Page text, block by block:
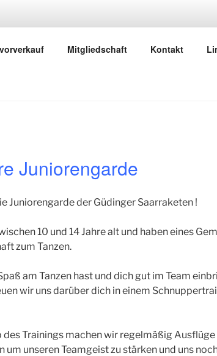
Mitgliedschaft Kontakt
Juniorengarde
Juniorengarde der Güdinger Saarraketen !
10 und 14 Jahre alt und haben eines
zum Tanzen.
am Tanzen hast und dich gut im Team
wir uns darüber dich in einem Schnuppert
des Trainings machen wir regelmäßig Ausflüge
um unseren Teamgeist zu stärken und uns